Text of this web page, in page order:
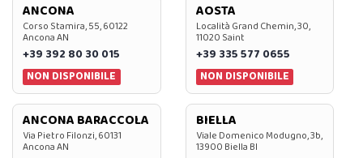
ANCONA
Corso Stamira, 55, 60122
Ancona AN
+39 392 80 30 015
NON DISPONIBILE
AOSTA
Località Grand Chemin, 30,
11020 Saint
+39 335 577 0655
NON DISPONIBILE
ANCONA BARACCOLA
Via Pietro Filonzi, 60131
Ancona AN
BIELLA
Viale Domenico Modugno, 3b,
13900 Biella BI